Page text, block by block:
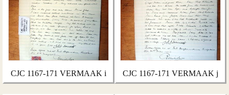
CJC 1167-171 VERMAAK i CJC 1167-171 VERMAAK j